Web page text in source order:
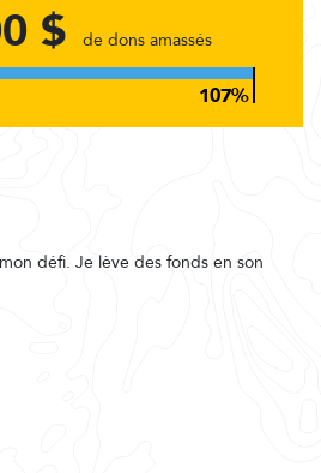
$ de dons amassés
défi. Je lève des fonds en son